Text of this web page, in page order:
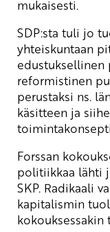
mukaisesti.
SDP:sta tuli jo
yhteiskuntaan
edustuksellinen
reformistinen
perustaksi ns.
käsitteen ja
Forssan
politiikkaa lähti
SKP. Radikaali
kapitalismin
kokouksessakin